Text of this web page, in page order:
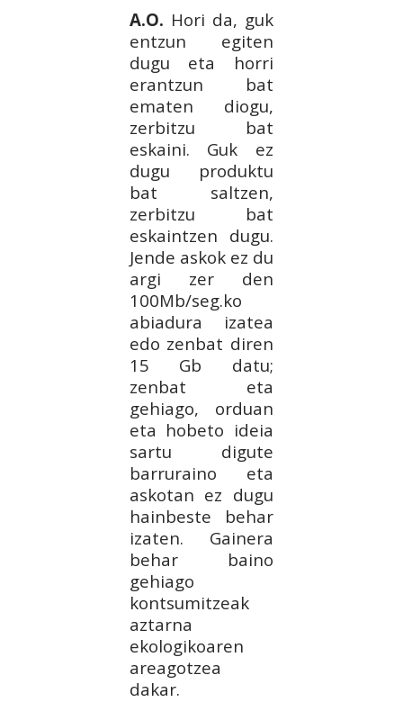
A.O. Hori da, guk
entzun egiten
dugu eta horri
erantzun bat
ematen diogu,
zerbitzu bat
eskaini. Guk ez
dugu produktu
bat saltzen,
zerbitzu bat
eskaintzen dugu.
Jende askok ez du
argi zer den
100Mb/seg.ko
abiadura izatea
edo zenbat diren
15 Gb datu;
zenbat eta
gehiago, orduan
eta hobeto ideia
sartu digute
barruraino eta
askotan ez dugu
hainbeste behar
izaten. Gainera
behar baino
gehiago
kontsumitzeak
aztarna
ekologikoaren
areagotzea
dakar.